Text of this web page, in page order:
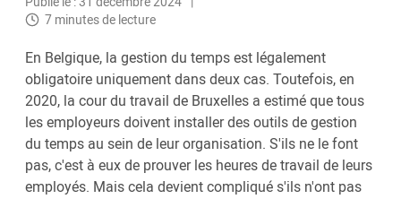
7 minutes de lecture
En Belgique, la gestion du temps est légalement
obligatoire uniquement dans deux cas. Toutefois, en
2020, la cour du travail de Bruxelles a estimé que tous
les employeurs doivent installer des outils de gestion
du temps au sein de leur organisation. S'ils ne le font
pas, c'est à eux de prouver les heures de travail de leurs
employés. Mais cela devient compliqué s'ils n'ont pas